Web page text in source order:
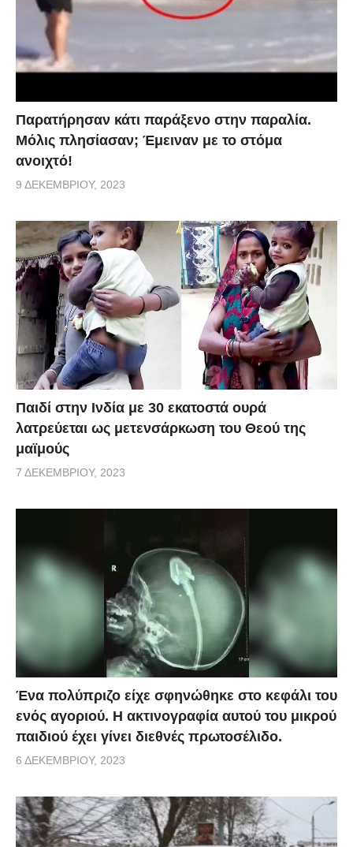
Παρατήρησαν κάτι παράξενο στην παραλία.
Μόλις πλησίασαν; Έμειναν με το στόμα
ανοιχτό!
9 ΔΕΚΕΜΒΡΊΟΥ, 2023
Παιδί στην Ινδία με 30 εκατοστά ουρά
λατρεύεται ως μετενσάρκωση του Θεού της
μαϊμούς
7 ΔΕΚΕΜΒΡΊΟΥ, 2023
Ένα πολύπριζο είχε σφηνώθηκε στο κεφάλι του
ενός αγοριού. Η ακτινογραφία αυτού του μικρού
παιδιού έχει γίνει διεθνές πρωτοσέλιδο.
6 ΔΕΚΕΜΒΡΊΟΥ, 2023